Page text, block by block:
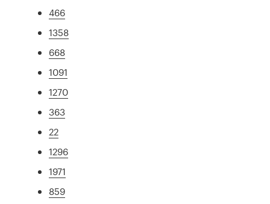
466
1358
668
1091
1270
363
22
1296
1971
859